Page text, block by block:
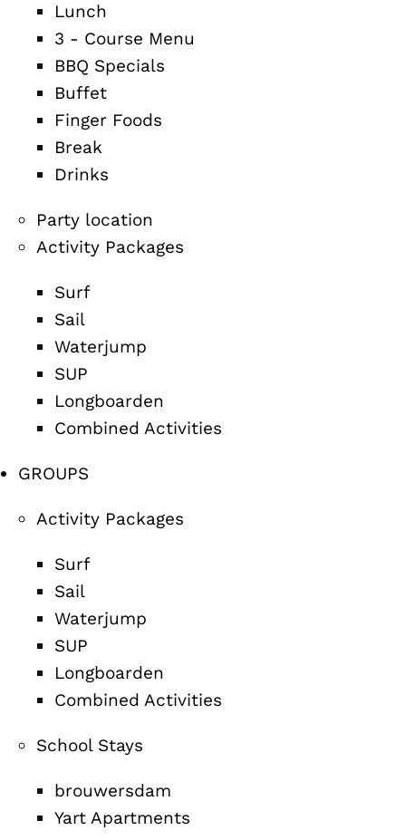
Lunch
3 - Course Menu
BBQ Specials
Buffet
Finger Foods
Break
Drinks
Party location
Activity Packages
Surf
Sail
Waterjump
SUP
Longboarden
Combined Activities
GROUPS
Activity Packages
Surf
Sail
Waterjump
SUP
Longboarden
Combined Activities
School Stays
brouwersdam
Yart Apartments